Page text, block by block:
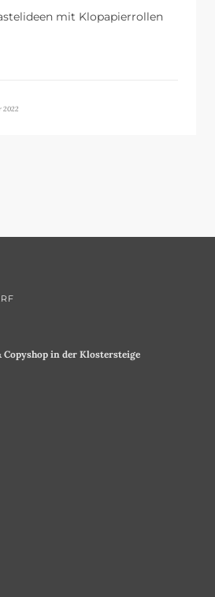
mit Klopapierrollen
2022
Copyshop in der Klostersteige